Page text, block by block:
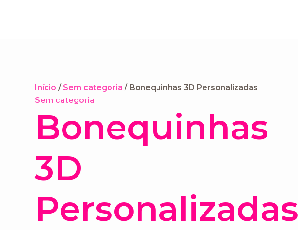
Início / Sem categoria / Bonequinhas 3D Personalizadas
Sem categoria
Bonequinhas
3D
Personalizadas